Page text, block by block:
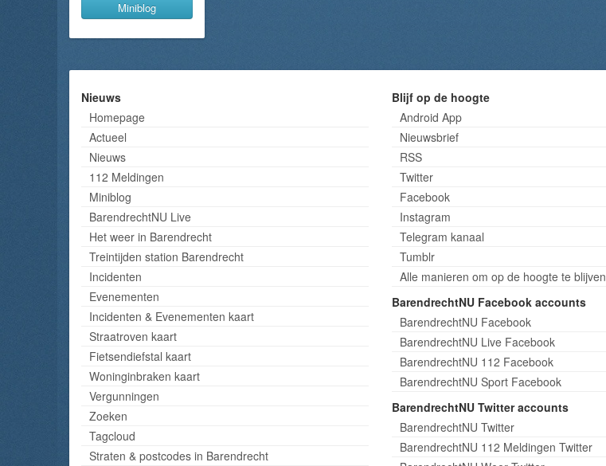
Miniblog
Nieuws
Homepage
Actueel
Nieuws
112 Meldingen
Miniblog
BarendrechtNU Live
Het weer in Barendrecht
Treintijden station Barendrecht
Incidenten
Evenementen
Incidenten & Evenementen kaart
Straatroven kaart
Fietsendiefstal kaart
Woninginbraken kaart
Vergunningen
Zoeken
Tagcloud
Straten & postcodes in Barendrecht
Blijf op de hoogte
Android App
Nieuwsbrief
RSS
Twitter
Facebook
Instagram
Telegram kanaal
Tumblr
Alle manieren om op de hoogte te blijven
BarendrechtNU Facebook accounts
BarendrechtNU Facebook
BarendrechtNU Live Facebook
BarendrechtNU 112 Facebook
BarendrechtNU Sport Facebook
BarendrechtNU Twitter accounts
BarendrechtNU Twitter
BarendrechtNU 112 Meldingen Twitter